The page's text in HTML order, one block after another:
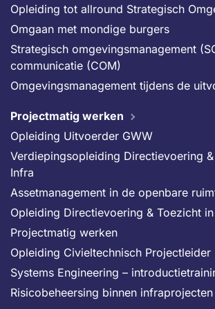
Opleiding tot allround Strategisch
Omgaan met mondige burgers
Strategisch omgevingsmanagement
communicatie (COM)
Omgevingsmanagement tijdens de
Projectmatig werken
Opleiding Uitvoerder GWW
Verdiepingsopleiding Directievoering
Infra
Assetmanagement in de openbare
Opleiding Directievoering & Toezicht
Projectmatig werken
Opleiding Civieltechnisch Projectleider
Systems Engineering –
Risicobeheersing binnen infraprojecten